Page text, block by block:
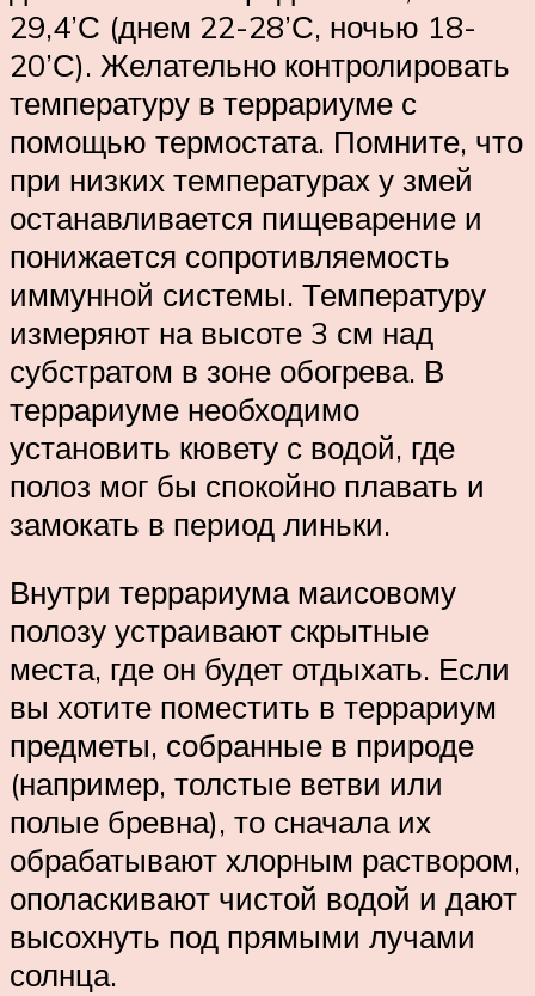
29,4’С (днем 22-28’С, ночью 18-
20’С). Желательно контролировать
температуру в террариуме с
помощью термостата. Помните, что
при низких температурах у змей
останавливается пищеварение и
понижается сопротивляемость
иммунной системы. Температуру
измеряют на высоте 3 см над
субстратом в зоне обогрева. В
террариуме необходимо
установить кювету с водой, где
полоз мог бы спокойно плавать и
замокать в период линьки.
Внутри террариума маисовому
полозу устраивают скрытные
места, где он будет отдыхать. Если
вы хотите поместить в террариум
предметы, собранные в природе
(например, толстые ветви или
полые бревна), то сначала их
обрабатывают хлорным раствором,
ополаскивают чистой водой и дают
высохнуть под прямыми лучами
солнца.